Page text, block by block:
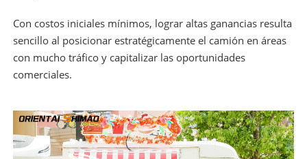
Con costos iniciales mínimos, lograr altas ganancias resulta
sencillo al posicionar estratégicamente el camión en áreas
con mucho tráfico y capitalizar las oportunidades
comerciales.